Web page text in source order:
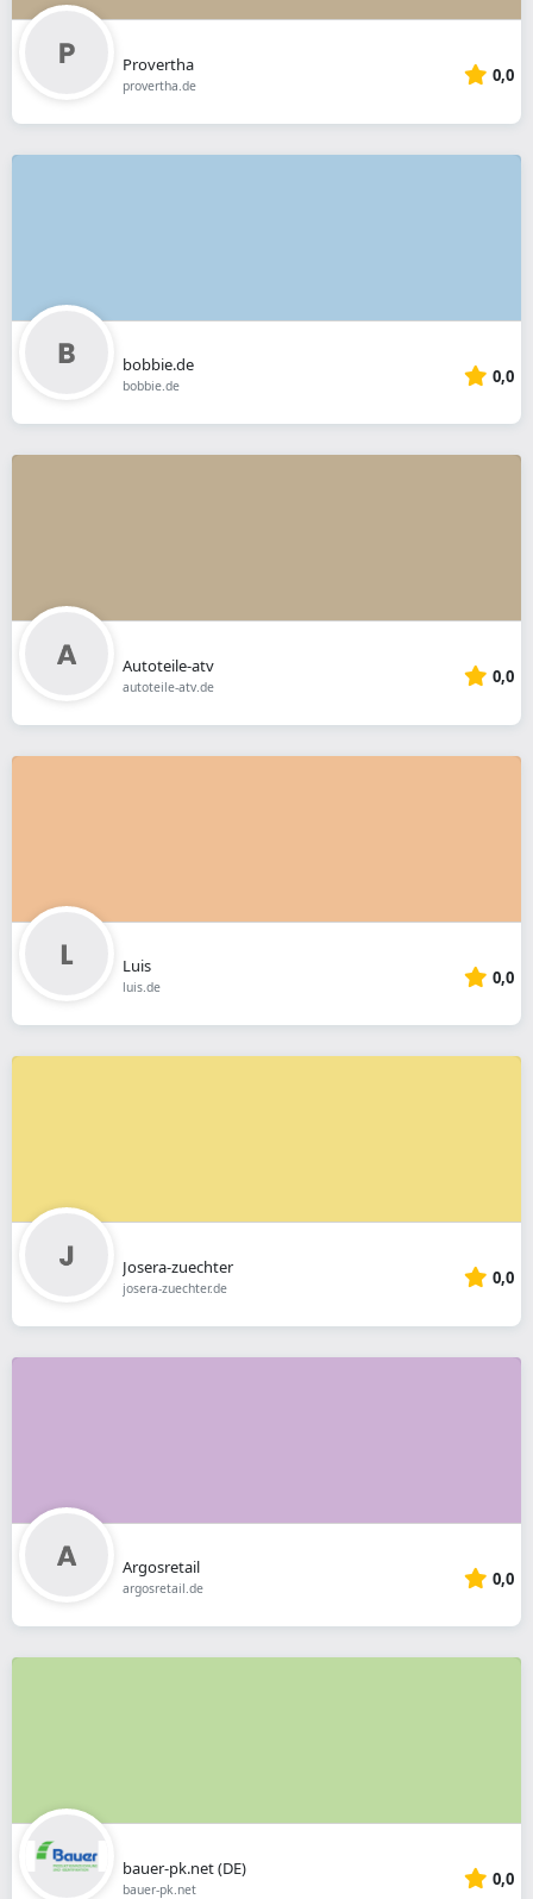
Provertha
provertha.de 0,0
bobbie.de
bobbie.de 0,0
Autoteile-atv
autoteile-atv.de 0,0
Luis
luis.de 0,0
Josera-zuechter
josera-zuechter.de 0,0
Argosretail
argosretail.de 0,0
bauer-pk.net (DE)
bauer-pk.net 0,0